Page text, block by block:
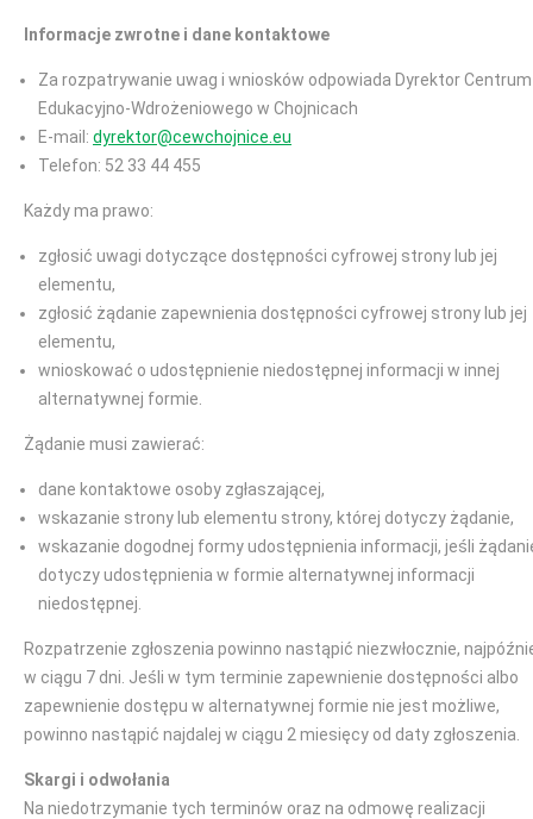
Informacje zwrotne i dane kontaktowe
Za rozpatrywanie uwag i wniosków odpowiada Dyrektor Centrum
Edukacyjno-Wdrożeniowego w Chojnicach
E-mail: dyrektor@cewchojnice.eu
Telefon: 52 33 44 455
Każdy ma prawo:
zgłosić uwagi dotyczące dostępności cyfrowej strony lub jej
elementu,
zgłosić żądanie zapewnienia dostępności cyfrowej strony lub jej
elementu,
wnioskować o udostępnienie niedostępnej informacji w innej
alternatywnej formie.
Żądanie musi zawierać:
dane kontaktowe osoby zgłaszającej,
wskazanie strony lub elementu strony, której dotyczy żądanie,
wskazanie dogodnej formy udostępnienia informacji, jeśli
dotyczy udostępnienia w formie alternatywnej informacji
niedostępnej.
Rozpatrzenie zgłoszenia powinno nastąpić niezwłocznie,
w ciągu 7 dni. Jeśli w tym terminie zapewnienie dostępności albo
zapewnienie dostępu w alternatywnej formie nie jest możliwe,
powinno nastąpić najdalej w ciągu 2 miesięcy od daty zgłoszenia.
Skargi i odwołania
Na niedotrzymanie tych terminów oraz na odmowę realizacji